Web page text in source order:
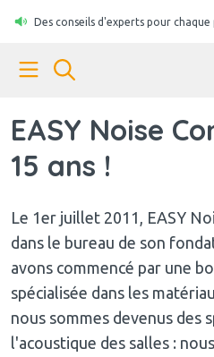
Des conseils d'experts pour
EASY Noise
15 ans !
Le 1er juillet 2011, EASY
dans le bureau de son
avons commencé par une
spécialisée dans les
nous sommes devenus des
l'acoustique des salles :